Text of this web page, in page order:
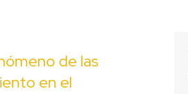
de las
en el